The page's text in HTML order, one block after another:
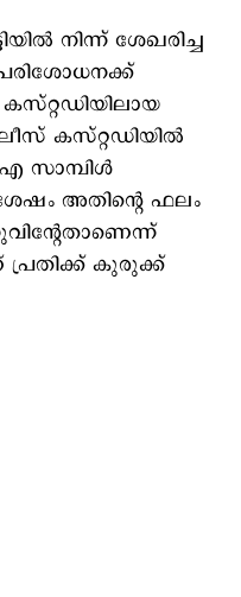
നിന്ന് ശേഖരിച്ച
കസ്റ്റഡിയിൽ
സാമ്പിൾ
അതിന്‍റെ ഫലം
കുരുക്ക്